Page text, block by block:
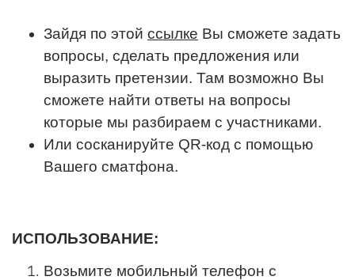
Зайдя по этой ссылке Вы сможете задать
вопросы, сделать предложения или
выразить претензии. Там возможно Вы
сможете найти ответы на вопросы
которые мы разбираем с участниками.
Или сосканируйте QR-код с помощью
Вашего сматфона.
ИСПОЛЬЗОВАНИЕ:
Возьмите мобильный телефон с